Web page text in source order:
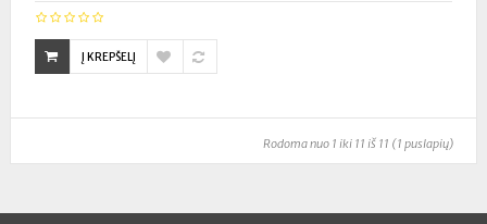
Į KREPŠELĮ
Rodoma nuo 1 iki 11 iš 11 (1 puslapių)